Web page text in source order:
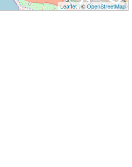
Leaflet| ©OpenStreetMap